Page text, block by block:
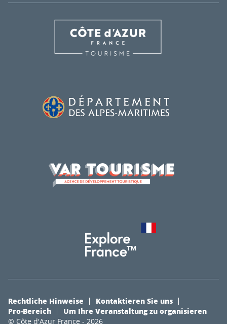
© Côte d'Azur France - 2026
Rechtliche Hinweise
Kontaktieren Sie uns
Pro-Bereich
Um Ihre Veranstaltung zu organisieren